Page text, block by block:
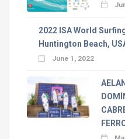
2022 ISA World
Huntington Beach,
June 1, 2022